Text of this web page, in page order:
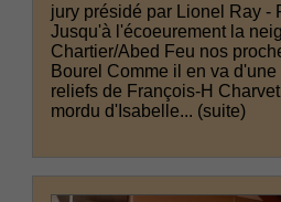
jury présidé par Lionel Ray -
Jusqu'à l'écoeurement la
Chartier/Abed Feu nos
Bourel Comme il en va
reliefs de François-H
mordu d'Isabelle... (suite)